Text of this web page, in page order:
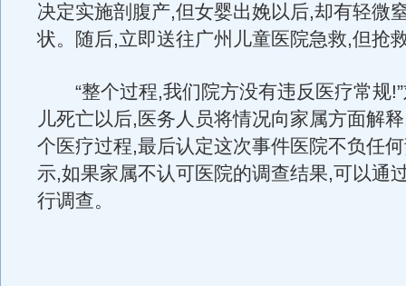
决定实施剖腹产,但女婴出娩以后,却有轻微
状。随后,立即送往广州儿童医院急救,但抢
“整个过程,我们院方没有违反医疗常规!”
儿死亡以后,医务人员将情况向家属方面解
个医疗过程,最后认定这次事件医院不负任
示,如果家属不认可医院的调查结果,可以通
行调查。